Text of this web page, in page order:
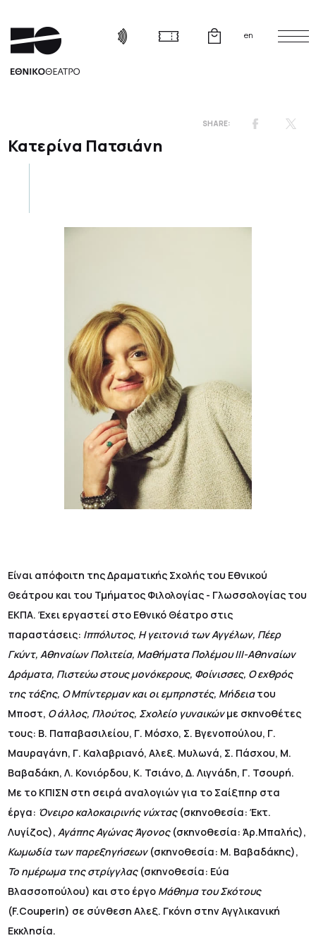
en
Κατερίνα Πατσιάνη
Είναι απόφοιτη της Δραματικής Σχολής του Εθνικού
Θεάτρου και του Τμήματος Φιλολογίας - Γλωσσολογίας του
ΕΚΠΑ. Έχει εργαστεί στο Εθνικό Θέατρο στις
παραστάσεις: Ιππόλυτος, Η γειτονιά των Αγγέλων, Πέερ
Γκύντ, Αθηναίων Πολιτεία, Μαθήματα Πολέμου ΙΙΙ-Αθηναίων
Δράματα, Πιστεύω στους μονόκερους, Φοίνισσες, Ο εχθρός
της τάξης, Ο Μπίντερμαν και οι εμπρηστές, Μήδειατου
Μποστ, Ο άλλος, Πλούτος, Σχολείο γυναικώνμε σκηνοθέτες
τους: Β. Παπαβασιλείου, Γ. Μόσχο, Σ. Βγενοπούλου, Γ.
Μαυραγάνη, Γ. Καλαβριανό, Αλεξ. Μυλωνά, Σ. Πάσχου, Μ.
Βαβαδάκη, Λ. Κονιόρδου, Κ. Τσιάνο, Δ. Λιγνάδη, Γ. Τσουρή.
Με το ΚΠΙΣΝ στη σειρά αναλογιών για το Σαίξπηρ στα
έργα: Όνειρο καλοκαιρινής νύχτας(σκηνοθεσία: Έκτ.
Λυγίζος),Αγάπης Αγώνας Άγονος(σκηνοθεσία: Άρ.Μπαλής),
Κωμωδία των παρεξηγήσεων(σκηνοθεσία: Μ. Βαβαδάκης),
Το ημέρωμα της στρίγγλας(σκηνοθεσία: Εύα
Βλασσοπούλου) και στο έργο Μάθημα του Σκότους
(F.Couperin) σε σύνθεση Αλεξ. Γκόνη στην Αγγλικανική
Εκκλησία.